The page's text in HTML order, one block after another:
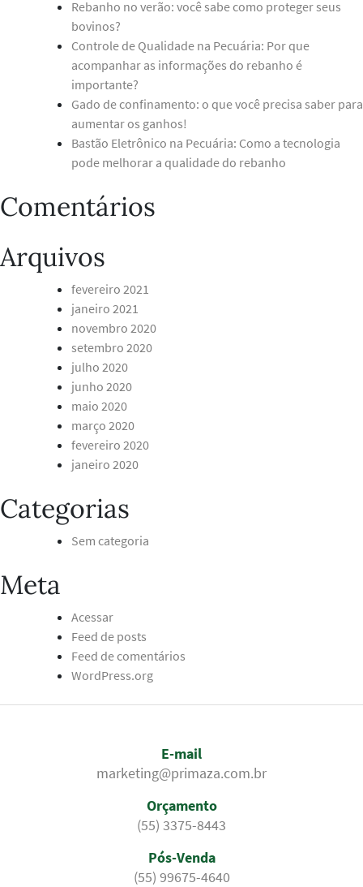
Rebanho no verão: você sabe como proteger seus
bovinos?
Controle de Qualidade na Pecuária: Por que
acompanhar as informações do rebanho é
importante?
Gado de confinamento: o que você precisa saber para
aumentar os ganhos!
Bastão Eletrônico na Pecuária: Como a tecnologia
pode melhorar a qualidade do rebanho
Comentários
Arquivos
fevereiro 2021
janeiro 2021
novembro 2020
setembro 2020
julho 2020
junho 2020
maio 2020
março 2020
fevereiro 2020
janeiro 2020
Categorias
Sem categoria
Meta
Acessar
Feed de posts
Feed de comentários
WordPress.org
E-mail
marketing@primaza.com.br
Orçamento
(55) 3375-8443
Pós-Venda
(55) 99675-4640